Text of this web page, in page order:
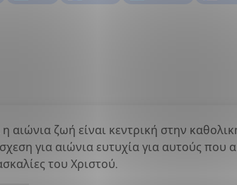
η αιώνια ζωή είναι κεντρική στην
για αιώνια ευτυχία για αυτούς που
του Χριστού.